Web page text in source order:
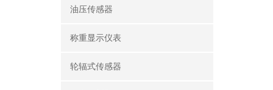
油压传感器
称重显示仪表
轮辐式传感器